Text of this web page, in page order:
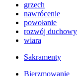
grzech
nawrócenie
powołanie
rozwój duchowy
wiara
Sakramenty
Bierzmowanie